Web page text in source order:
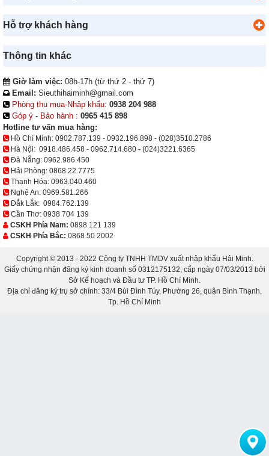
Hỗ trợ khách hàng
Thông tin khác
Giờ làm việc: 08h-17h (từ thứ 2 - thứ 7)
Email: Sieuthihaiminh@gmail.com
Phòng thu mua-Nhập khẩu: 0938 204 988
Góp ý - Bảo hành : 0965 415 898
Hotline tư vấn mua hàng:
Hồ Chí Minh: 0902.787.139 - 0932.196.898 - (028)3510.2786
Hà Nội: 0918.486.458 - 0962.714.680 - (024)3221.6365
Đà Nẵng: 0962.986.450
Hải Phòng: 0868.22.7775
Thanh Hóa: 0963.040.460
Nghệ An: 0969.581.266
Đắk Lắk: 0984.762.139
Cần Thơ: 0938 704 139
CSKH Phía Nam: 0898 121 139
CSKH Phía Bắc: 0868 50 2002
Copyright © 2013 - 2022 Công ty TNHH TMDV xuất nhập khẩu Hải Minh.
Giấy chứng nhận đăng ký kinh doanh số 0312175132, cấp ngày 07/03/2013 bởi
Sở Kế hoạch và Đầu tư TP. Hồ Chí Minh.
Địa chỉ đăng ký trụ sở chính: 33/4 Bùi Đình Túy, Phường 26, quận Bình Thạnh,
Tp. Hồ Chí Minh